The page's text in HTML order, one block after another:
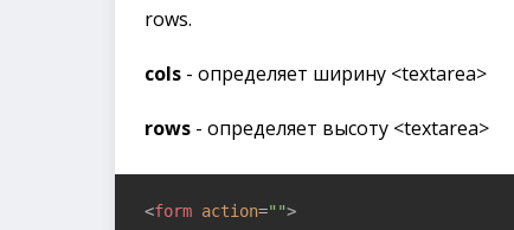
rows.
cols - определяет ширину <textarea>
rows - определяет высоту <textarea>
<form action="">